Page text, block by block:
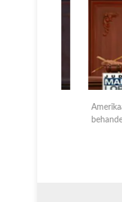
Amerikaanse
behandeld